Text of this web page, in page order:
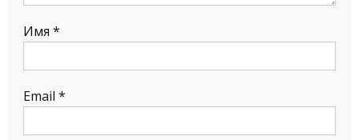
Имя *
Email *